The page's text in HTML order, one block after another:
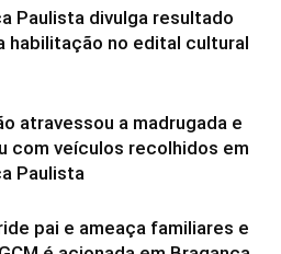
Paulista divulga resultado
habilitação no edital cultural
atravessou a madrugada e
com veículos recolhidos em
Paulista
pai e ameaça familiares e